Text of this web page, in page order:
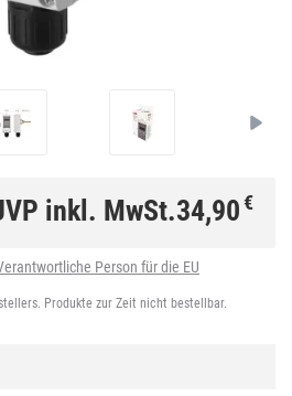
inkl. MwSt.34,90€
Person für die EU
Produkte zur Zeit nicht bestellbar.